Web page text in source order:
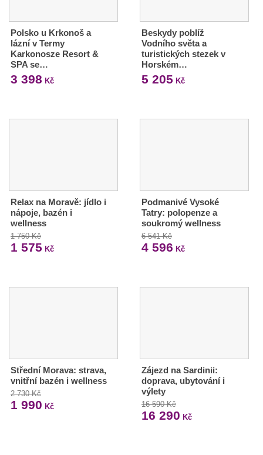
Polsko u Krkonoš a
lázní v Termy
Karkonosze Resort &
SPA se…
3 398 Kč
Beskydy poblíž
Vodního světa a
turistických stezek v
Horském…
5 205 Kč
Relax na Moravě: jídlo i
nápoje, bazén i
wellness
1 750 Kč
1 575 Kč
Podmanivé Vysoké
Tatry: polopenze a
soukromý wellness
6 541 Kč
4 596 Kč
Střední Morava: strava,
vnitřní bazén i wellness
2 730 Kč
1 990 Kč
Zájezd na Sardinii:
doprava, ubytování i
výlety
16 590 Kč
16 290 Kč